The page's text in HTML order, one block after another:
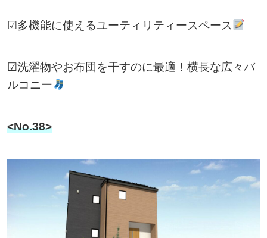
☑多機能に使えるユーティリティースペース
☑洗濯物やお布団を干すのに最適！横長な広々バ
ルコニー
<No.38>